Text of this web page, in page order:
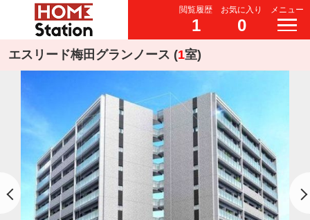
閲覧履歴
1
お気に入り
0
メニュー
エスリード梅田グランノース (1室)